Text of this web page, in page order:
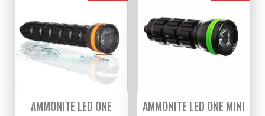
AMMONITE LED ONE AMMONITE LED ONE MINI